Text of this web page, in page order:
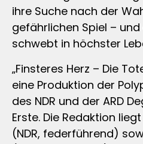
ihre Suche nach der
gefährlichen Spiel –
schwebt in höchster
„Finsteres Herz – Die
eine Produktion der
des NDR und der ARD
Erste. Die Redaktion
(NDR, federführend)